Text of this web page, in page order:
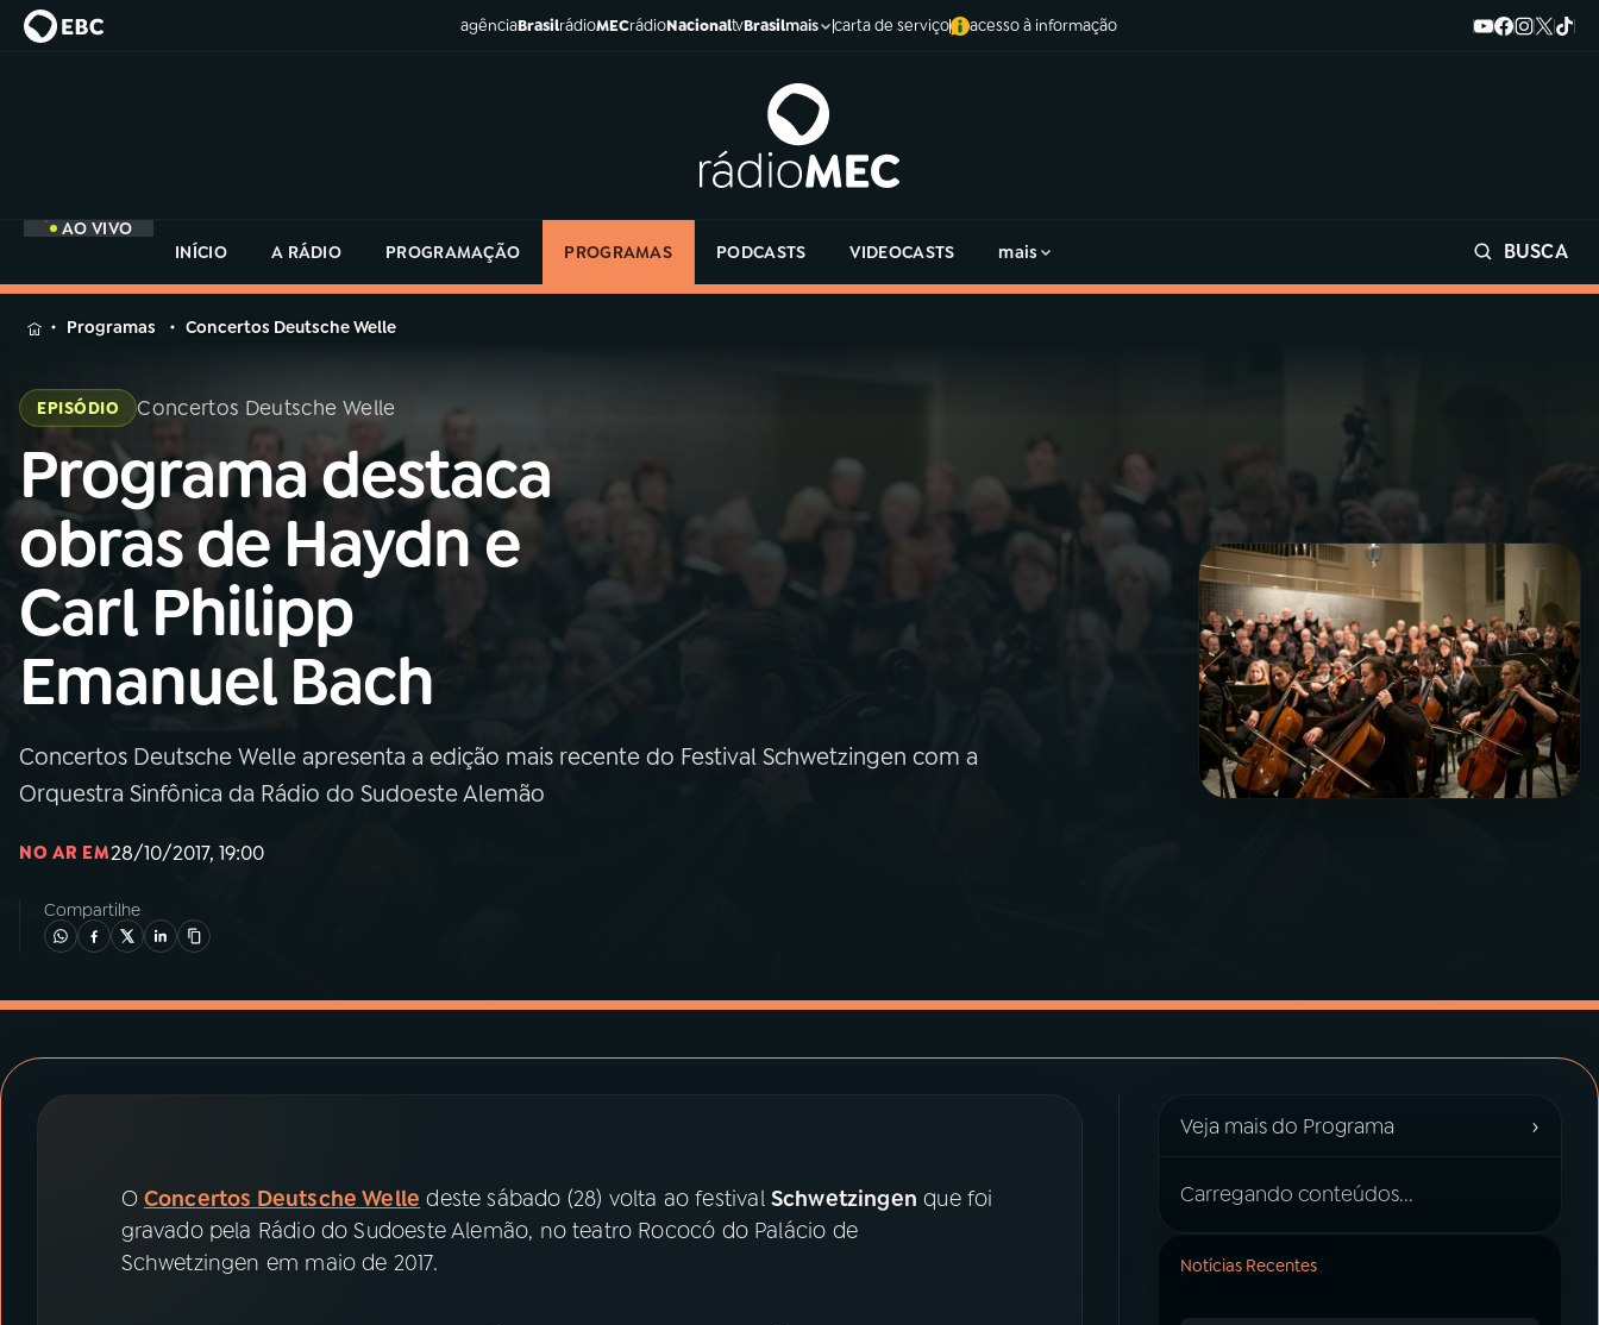
agênciaBrasilrádioMECrádioNacionaltvBrasilmais carta de serviço acesso à informação
AO VIVO
INÍCIO
A RÁDIO PROGRAMAÇÃO PROGRAMAS PODCASTS VIDEOCASTS mais BUSCA
MENU
Buscar
na
Rádio
MEC
Buscar
Início
01 INÍCIO
02A RÁDIO
03PROGRAMAÇÃO
05PODCASTS
ACOMPANHE A RÁDIO MEC
na
Rádio
MEC
Programas Concertos Deutsche Welle
EPISÓDIO Concertos Deutsche Welle
Programa destaca
obras de Haydn e
Carl Philipp
Emanuel Bach
Concertos Deutsche Welle apresenta a edição mais recente do Festival Schwetzingen com a
Orquestra Sinfônica da Rádio do Sudoeste Alemão
NO AR EM28/10/2017, 19:00
Compartilhe
O Concertos Deutsche Welle deste sábado (28) volta ao festival Schwetzingen que foi
gravado pela Rádio do Sudoeste Alemão, no teatro Rococó do Palácio de
Schwetzingen em maio de 2017.
Veja mais do Programa ›
Carregando conteúdos...
Notícias Recentes